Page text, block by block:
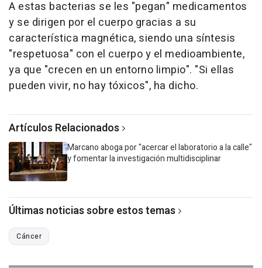
A estas bacterias se les "pegan" medicamentos
y se dirigen por el cuerpo gracias a su
característica magnética, siendo una síntesis
"respetuosa" con el cuerpo y el medioambiente,
ya que "crecen en un entorno limpio". "Si ellas
pueden vivir, no hay tóxicos", ha dicho.
Artículos Relacionados
Marcano aboga por "acercar el laboratorio a la calle"
y fomentar la investigación multidisciplinar
Últimas noticias sobre estos temas
Cáncer